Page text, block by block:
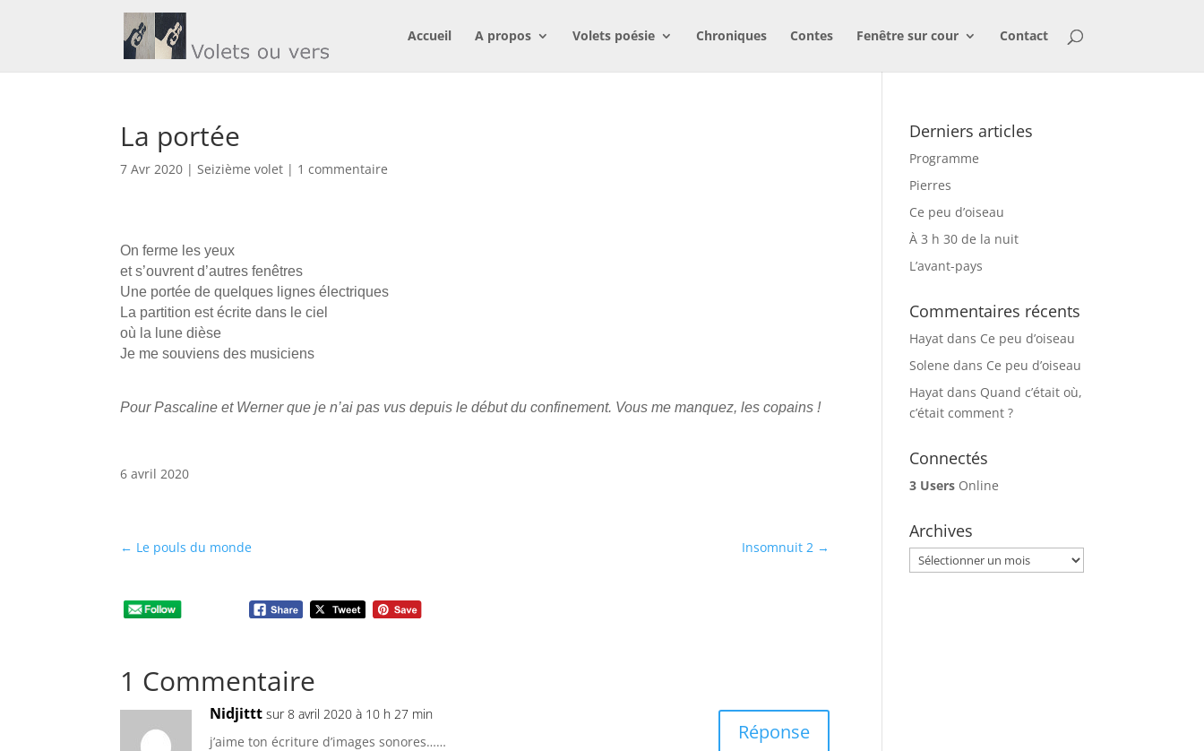
Accueil A propos Volets poésie Chroniques Contes Fenêtre sur cour Contact
La portée
7 Avr 2020 |Seizième volet | 1 commentaire
On ferme les yeux
et s’ouvrent d’autres fenêtres
Une portée de quelques lignes électriques
La partition est écrite dans le ciel
où la lune dièse
Je me souviens des musiciens
Pour Pascaline et Werner que je n’ai pas vus depuis le début du confinement. Vous me manquez, les copains !
6 avril 2020
← Le pouls du monde Insomnuit 2 →
1 Commentaire
Nidjittt sur 8 avril 2020 à 10 h 27 min
j’aime ton écriture d’images sonores……
Réponse
Derniers articles
Programme
Pierres
Ce peu d’oiseau
À 3 h 30 de la nuit
L’avant-pays
Commentaires récents
Hayat dans Ce peu d’oiseau
Solene dans Ce peu d’oiseau
Hayat dans Quand c’était où,
c’était comment ?
Connectés
3 Users Online
Archives
Archives